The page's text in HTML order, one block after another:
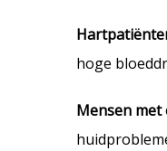
hoge
Mensen